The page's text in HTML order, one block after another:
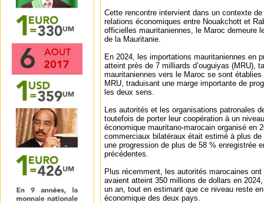
Cette rencontre intervient dans un contexte
relations économiques entre Nouakchott et
officielles mauritaniennes, le Maroc demeure
de la Mauritanie.
En 2024, les importations mauritaniennes en
atteint près de 7 milliards d’ouguiyas (MRU),
mauritaniennes vers le Maroc se sont
MRU, traduisant une marge importante de
les deux sens.
Les autorités et les organisations patronales
toutefois de porter leur coopération à un
économique mauritano-marocain organisé en
commerciaux bilatéraux était estimé à plus
une progression de plus de 58 % enregistrée
précédentes.
Plus récemment, les autorités marocaines
avaient atteint 350 millions de dollars en
un an, tout en estimant que ce niveau reste
économique des deux pays.